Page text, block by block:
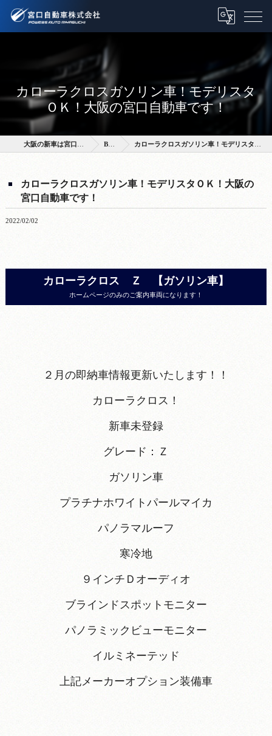
カローラクロスガソリン車！モデリスタ
ＯＫ！大阪の宮口自動車です！
BLOG カローラクロスガソリン車！モデリスタＯＫ！大阪の宮口自動車です！
カローラクロスガソリン車！モデリスタＯＫ！大阪の
宮口自動車です！
2022/02/02
カローラクロス Ｚ 【ガソリン車】
ホームページのみのご案内車両になります！
２月の即納車情報更新いたします！！
カローラクロス！
新車未登録
グレード：Ｚ
ガソリン車
プラチナホワイトパールマイカ
パノラマルーフ
寒冷地
９インチＤオーディオ
ブラインドスポットモニター
パノラミックビューモニター
イルミネーテッド
上記メーカーオプション装備車